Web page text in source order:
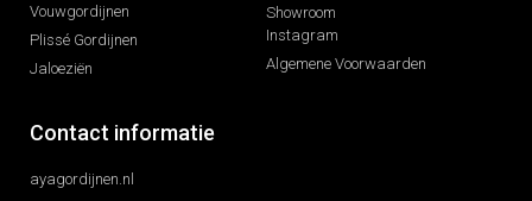
Vouwgordijnen
Plissé Gordijnen
Jaloeziën
Showroom
Instagram
Algemene Voorwaarden
Contact informatie
ayagordijnen.nl